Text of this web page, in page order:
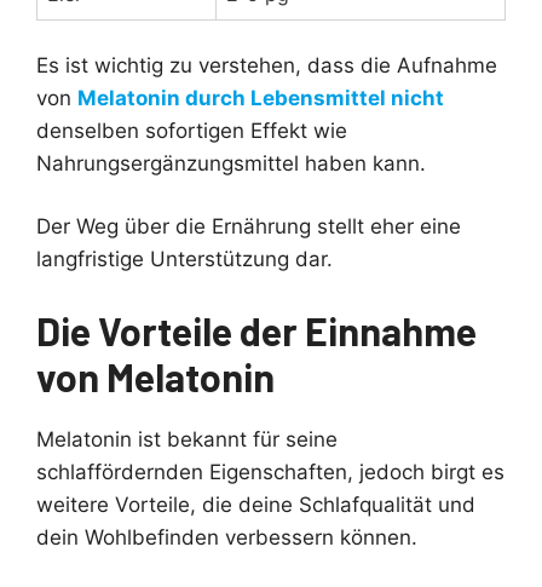
Es ist wichtig zu verstehen, dass die Aufnahme
von Melatonin durch Lebensmittel nicht
denselben sofortigen Effekt wie
Nahrungsergänzungsmittel haben kann.
Der Weg über die Ernährung stellt eher eine
langfristige Unterstützung dar.
Die Vorteile der Einnahme
von Melatonin
Melatonin ist bekannt für seine
schlaffördernden Eigenschaften, jedoch birgt es
weitere Vorteile, die deine Schlafqualität und
dein Wohlbefinden verbessern können.